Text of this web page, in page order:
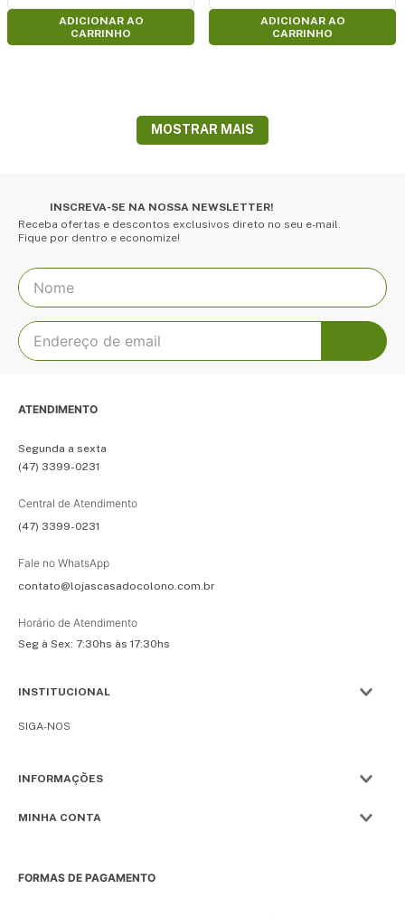
ADICIONAR AO
CARRINHO
ADICIONAR AO
CARRINHO
MOSTRAR MAIS
INSCREVA-SE NA NOSSA NEWSLETTER!
Receba ofertas e descontos exclusivos direto no seu e-mail.
Fique por dentro e economize!
ATENDIMENTO
Segunda a sexta
(47) 3399-0231
Central de Atendimento
(47) 3399-0231
Fale no WhatsApp
contato@lojascasadocolono.com.br
Horário de Atendimento
Seg à Sex: 7:30hs às 17:30hs
INSTITUCIONAL
SIGA-NOS
INFORMAÇÕES
MINHA CONTA
FORMAS DE PAGAMENTO